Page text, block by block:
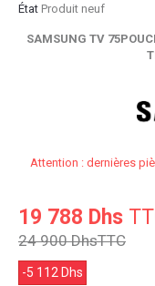
État Produit neuf
SAMSUNG TV
Attention : dernières
19 788 Dhs
24 900 DhsTTC
-5 112 Dhs